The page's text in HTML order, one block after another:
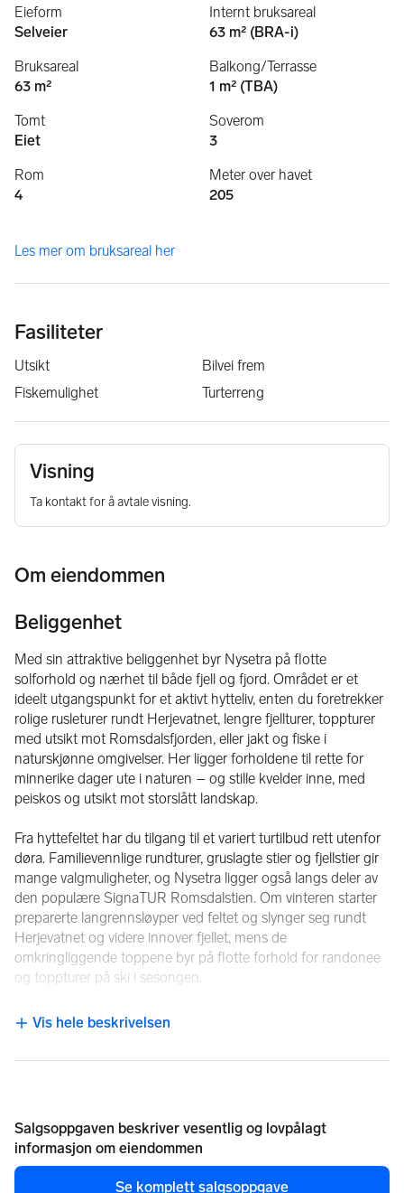
Eieform
Selveier
Internt bruksareal
63 m² (BRA-i)
Bruksareal
63 m²
Balkong/Terrasse
1 m² (TBA)
Tomt
Eiet
Soverom
3
Rom
4
Meter over havet
205
Les mer om bruksareal her
Fasiliteter
Utsikt
Bilvei frem
Fiskemulighet
Turterreng
Visning
Ta kontakt for å avtale visning.
Om eiendommen
Beliggenhet
Med sin attraktive beliggenhet byr Nysetra på flotte
solforhold og nærhet til både fjell og fjord. Området er et
ideelt utgangspunkt for et aktivt hytteliv, enten du foretrekker
rolige rusleturer rundt Herjevatnet, lengre fjellturer, toppturer
med utsikt mot Romsdalsfjorden, eller jakt og fiske i
naturskjønne omgivelser. Her ligger forholdene til rette for
minnerike dager ute i naturen – og stille kvelder inne, med
peiskos og utsikt mot storslått landskap.
Fra hyttefeltet har du tilgang til et variert turtilbud rett utenfor
døra. Familievennlige rundturer, gruslagte stier og fjellstier gir
mange valgmuligheter, og Nysetra ligger også langs deler av
den populære SignaTUR Romsdalstien. Om vinteren starter
preparerte langrennsløyper ved feltet og slynger seg rundt
Herjevatnet og videre innover fjellet, mens de
omkringliggende toppene byr på flotte forhold for randonee
og toppturer på ski i sesongen.
Nysetra kombinerer følelsen av å være langt unna
servicefunksjoner. Lokalbutikk finnes i Åfarnes sentrum, og
året rundt.
Hyttefeltet er lett tilgjengelig, noe som gjør det enkelt å ta i
Vis hele beskrivelsen
NB: Knappen for å vise hele beskrivelsen har kun en visuell
Salgsoppgaven beskriver vesentlig og lovpålagt
informasjon om eiendommen
Se komplett salgsoppgave